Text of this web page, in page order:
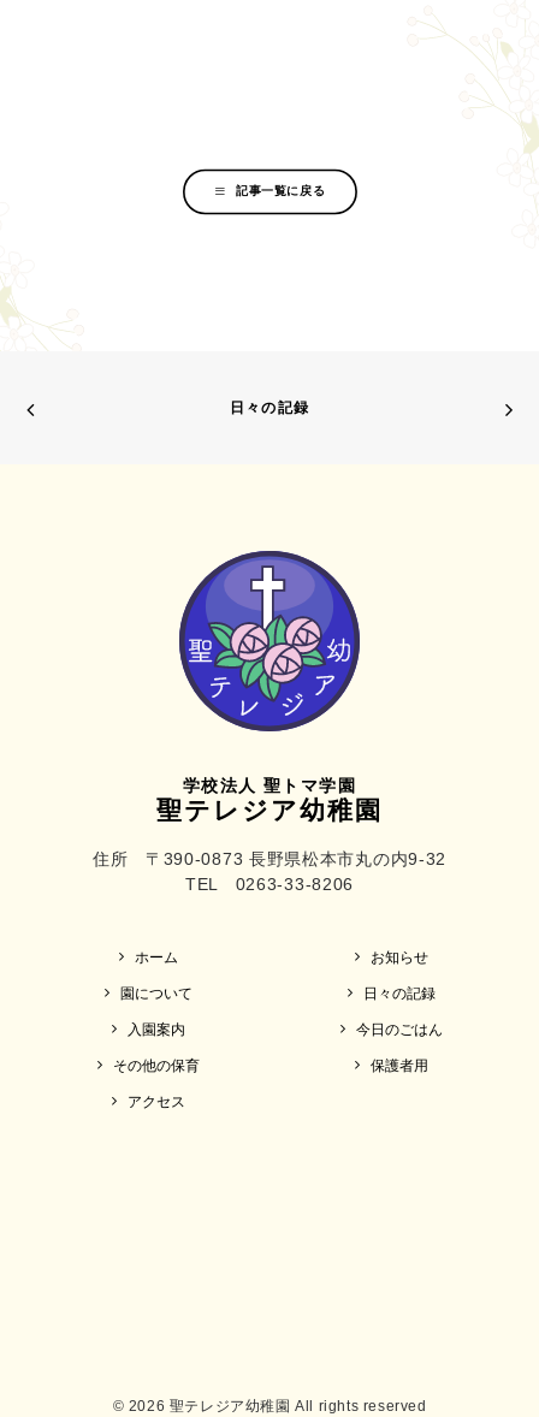
記事一覧に戻る
日々の記録
学校法人 聖トマ学園
聖テレジア幼稚園
住所 〒390-0873 長野県松本市丸の内9-32
TEL 0263-33-8206
ホーム
園について
入園案内
その他の保育
アクセス
お知らせ
日々の記録
今日のごはん
保護者用
© 2026 聖テレジア幼稚園 All rights reserved